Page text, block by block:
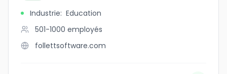
Industrie: Education
501-1000 employés
follettsoftware.com